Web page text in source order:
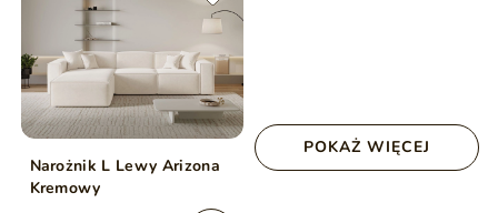
Narożnik L Lewy Arizona
Kremowy
POKAŻ WIĘCEJ